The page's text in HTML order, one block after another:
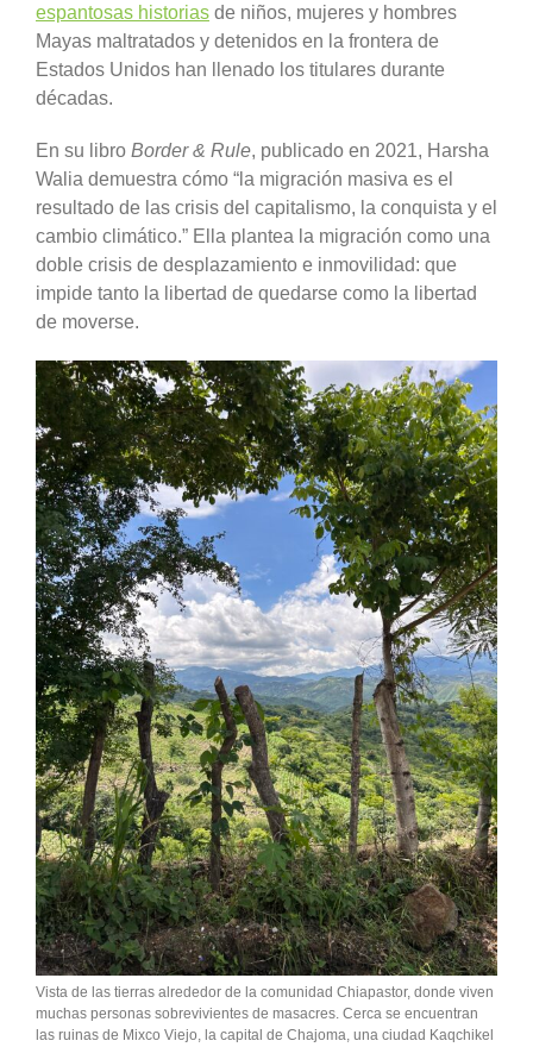
espantosas historiasde niños, mujeres y hombres
Mayas maltratados y detenidos en la frontera de
Estados Unidos han llenado los titulares durante
décadas.
En su libro Border & Rule, publicado en 2021, Harsha
Walia demuestra cómo “la migración masiva es el
resultado de las crisis del capitalismo, la conquista y el
cambio climático.” Ella plantea la migración como una
doble crisis de desplazamiento e inmovilidad: que
impide tanto la libertad de quedarse como la libertad
de moverse.
Vista de las tierras alrededor de la comunidad Chiapastor, donde viven
muchas personas sobrevivientes de masacres. Cerca se encuentran
las ruinas de Mixco Viejo, la capital de Chajoma, una ciudad Kaqchikel